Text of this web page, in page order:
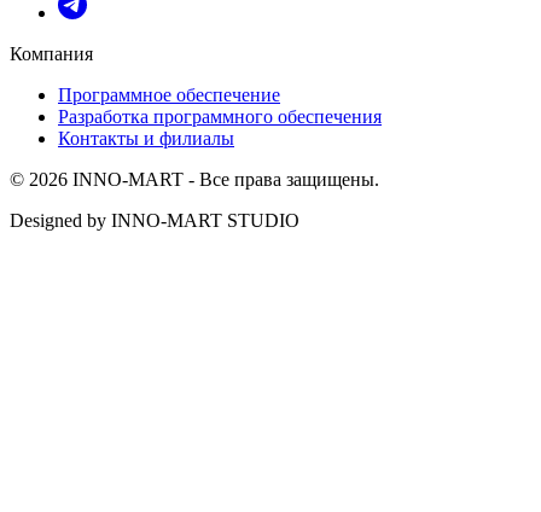
Компания
Программное обеспечение
Разработка программного обеспечения
Контакты и филиалы
© 2026 INNO-MART - Все права защищены.
Designed by INNO-MART STUDIO